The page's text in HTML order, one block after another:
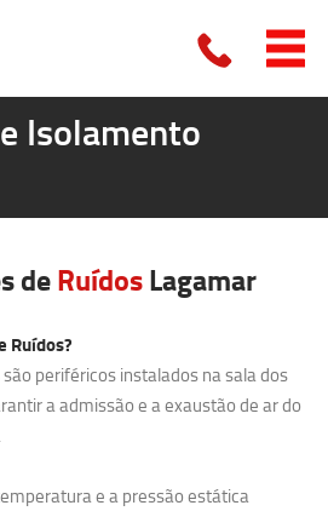
Isolamento
deRuídosLagamar
Ruídos?
periféricos instalados na sala dos
a admissão e a exaustão de ar do
e a pressão estática